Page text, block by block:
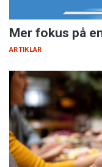
Mer fokus på
ARTIKLAR